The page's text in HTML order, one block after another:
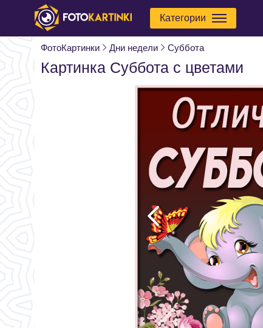
Категории
ФотоКартинки Дни недели Суббота
Картинка Суббота с цветами